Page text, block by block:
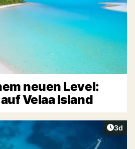
neuen Level:
Velaa Island
3d